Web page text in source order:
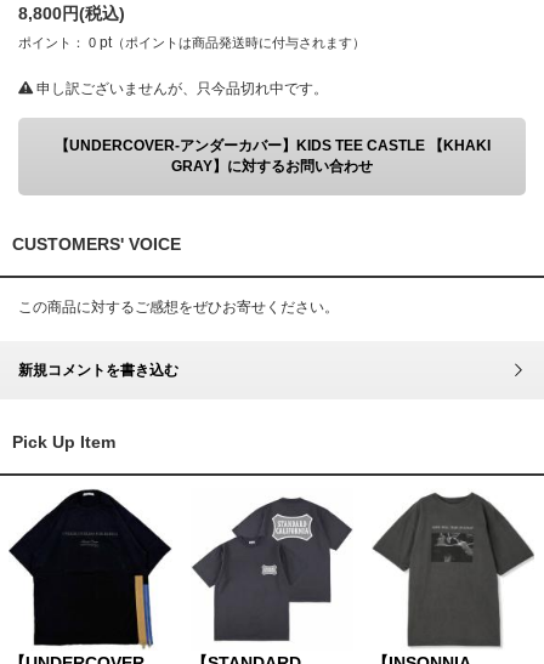
8,800円(税込)
ポイント： 0 pt （ポイントは商品発送時に付与されます）
申し訳ございませんが、只今品切れ中です。
【UNDERCOVER-アンダーカバー】KIDS TEE CASTLE 【KHAKI
GRAY】に対するお問い合わせ
CUSTOMERS' VOICE
この商品に対するご感想をぜひお寄せください。
新規コメントを書き込む
Pick Up Item